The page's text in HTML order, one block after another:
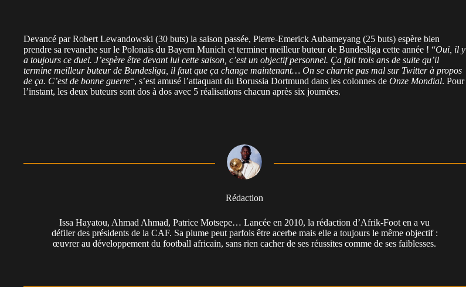
Devancé par Robert Lewandowski (30 buts) la saison passée, Pierre-Emerick Aubameyang (25 buts) espère bien
prendre sa revanche sur le Polonais du Bayern Munich et terminer meilleur buteur de Bundesliga cette année ! “Oui, il y
a toujours ce duel. J’espère être devant lui cette saison, c’est un objectif personnel. Ça fait trois ans de suite qu’il
termine meilleur buteur de Bundesliga, il faut que ça change maintenant… On se charrie pas mal sur Twitter à propos
de ça. C’est de bonne guerre“, s’est amusé l’attaquant du Borussia Dortmund dans les colonnes de Onze Mondial. Pour
l’instant, les deux buteurs sont dos à dos avec 5 réalisations chacun après six journées.
Rédaction
Issa Hayatou, Ahmad Ahmad, Patrice Motsepe… Lancée en 2010, la rédaction d’Afrik-Foot en a vu
défiler des présidents de la CAF. Sa plume peut parfois être acerbe mais elle a toujours le même objectif :
œuvrer au développement du football africain, sans rien cacher de ses réussites comme de ses faiblesses.